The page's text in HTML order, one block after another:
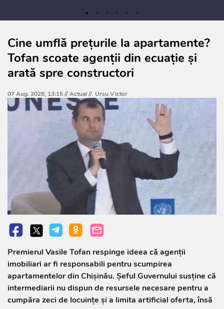
Cine umflă prețurile la apartamente?
Tofan scoate agenții din ecuație și
arată spre constructori
07 Aug. 2026, 13:15 //Actual// Ursu Victor
Premierul Vasile Tofan respinge ideea că agenții
imobiliari ar fi responsabili pentru scumpirea
apartamentelor din Chișinău. Șeful Guvernului susține că
intermediarii nu dispun de resursele necesare pentru a
cumpăra zeci de locuințe și a limita artificial oferta, însă